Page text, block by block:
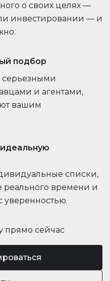
прямо сейчас
о своих целях —
инвестировании — и
подбор
серьезными
и агентами,
вашим
списки,
времени и
уверенностью.